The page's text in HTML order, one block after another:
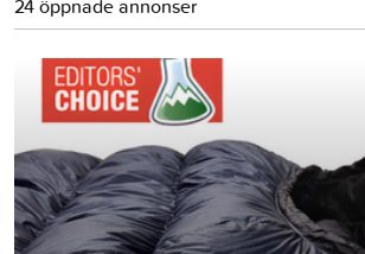
24 öppnade annonser